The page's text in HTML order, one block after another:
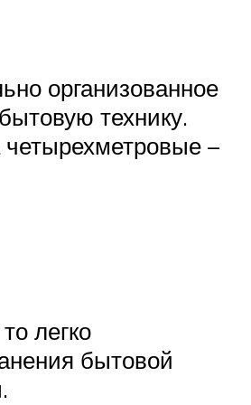
организованное
технику.
–
легко
бытовой